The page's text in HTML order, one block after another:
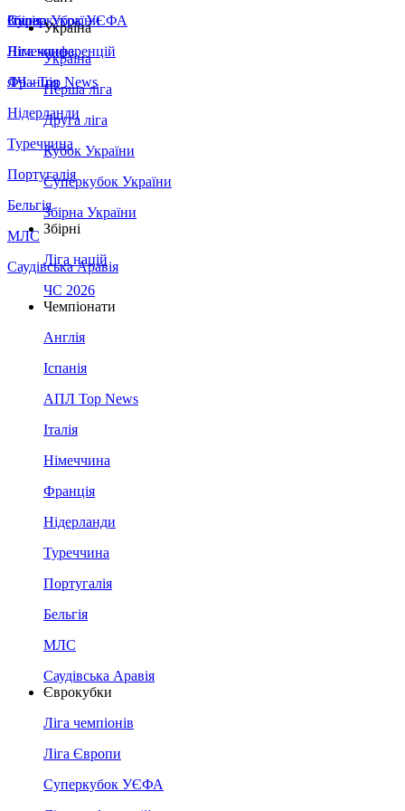
Збірна України
Італія
Німеччина
Франція
Нідерланди
Туреччина
Португалія
Бельгія
МЛС
Саудівська Аравія
Суперкубок УЄФА
Ліга конференцій
ЛЧ - Top News
Україна
Україна
Перша ліга
Друга ліга
Кубок України
Суперкубок України
Збірна України
Збірні
Ліга націй
ЧС 2026
Чемпіонати
Англія
Іспанія
АПЛ Top News
Італія
Німеччина
Франція
Нідерланди
Туреччина
Португалія
Бельгія
МЛС
Саудівська Аравія
Єврокубки
Ліга чемпіонів
Ліга Європи
Суперкубок УЄФА